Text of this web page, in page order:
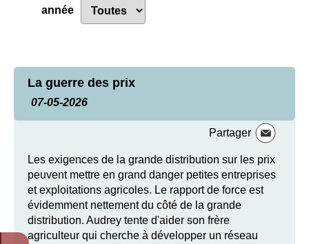
année
La guerre des prix
07-05-2026
Partager
Les exigences de la grande distribution sur les prix
peuvent mettre en grand danger petites entreprises
et exploitations agricoles. Le rapport de force est
évidemment nettement du côté de la grande
distribution. Audrey tente d'aider son frère
agriculteur qui cherche à développer un réseau